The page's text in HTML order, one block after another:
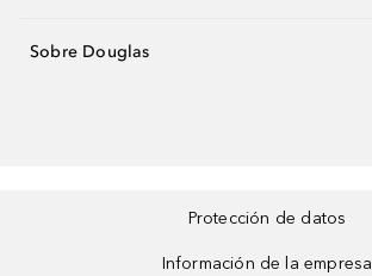
Sobre Douglas
Protección de datos
Información de la empresa